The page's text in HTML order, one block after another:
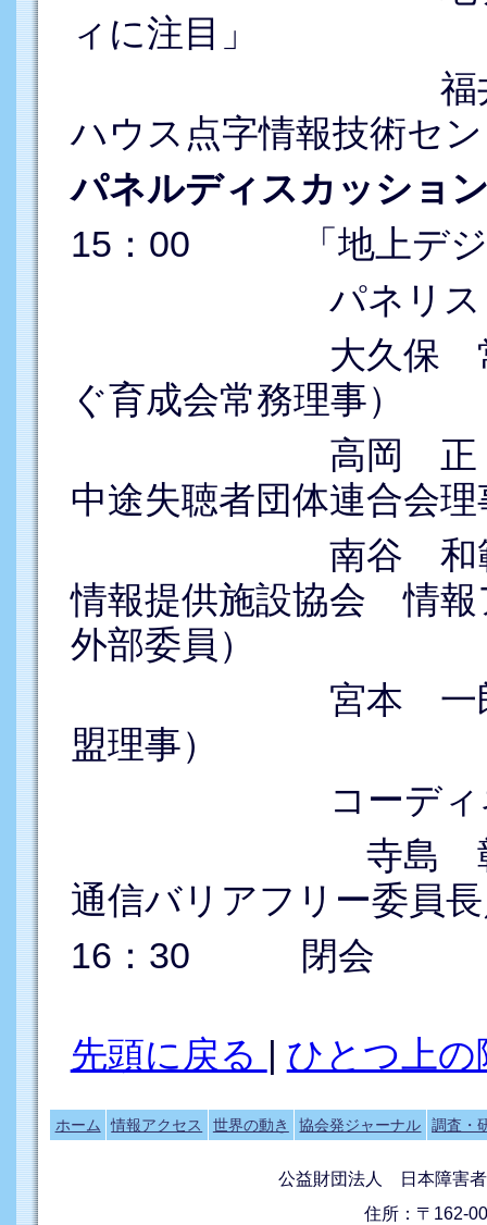
ィに注目」
福井 哲也（
ハウス点字情報技術セ
パネルディスカッショ
15：00 「地上デジ
パネリスト（
大久保 常明（
ぐ育成会常務理事）
高岡 正 （（
中途失聴者団体連合会
南谷 和範 （（
情報提供施設協会 情報
外部委員）
宮本 一郎 （（
盟理事）
コーディネ
寺島 彰（障害
通信バリアフリー委員
16：30 閉会
先頭に戻る | ひとつ上の
ホーム 情報アクセス 世界の動き 協会発ジャーナル 調査・
公益財団法人 日本障害
住所：〒162-